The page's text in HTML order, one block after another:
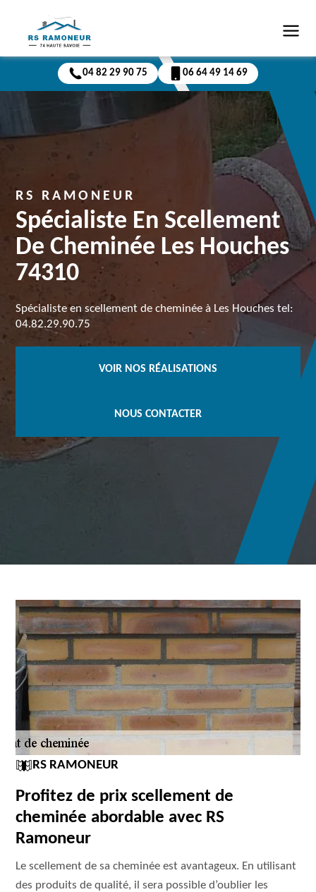
04 82 29 90 75 06 64 49 14 69
RS RAMONEUR
Spécialiste En Scellement
De Cheminée Les Houches
74310
Spécialiste en scellement de cheminée à Les Houches tel:
04.82.29.90.75
VOIR NOS RÉALISATIONS
NOUS CONTACTER
RS RAMONEUR
Profitez de prix scellement de
cheminée abordable avec RS
Ramoneur
Le scellement de sa cheminée est avantageux. En utilisant
des produits de qualité, il sera possible d’oublier les